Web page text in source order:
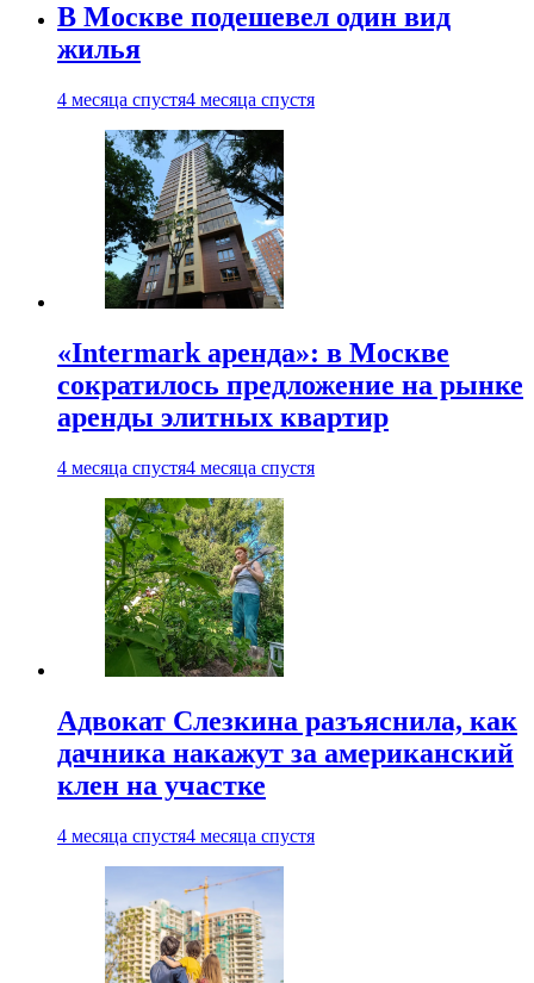
В Москве подешевел один вид
жилья
4 месяца спустя4 месяца спустя
«Intermark аренда»: в Москве
сократилось предложение на рынке
аренды элитных квартир
4 месяца спустя4 месяца спустя
Адвокат Слезкина разъяснила, как
дачника накажут за американский
клен на участке
4 месяца спустя4 месяца спустя